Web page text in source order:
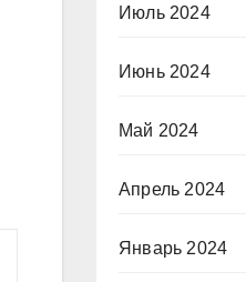
Июль 2024
Июнь 2024
Май 2024
Апрель 2024
Январь 2024